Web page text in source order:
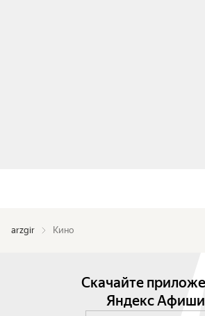
arzgir Кино
Скачайте
Яндекс Афиши